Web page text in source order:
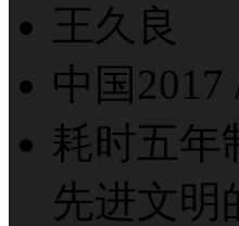
王久良
中国2017
耗时五年
先进文明